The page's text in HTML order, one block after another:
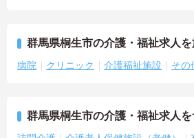
群馬県桐生市の介護・福祉求人
病院 クリニック 介護福祉施設 その
群馬県桐生市の介護・福祉求人